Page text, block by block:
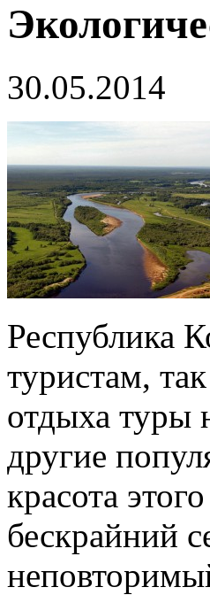
30.05.2014
Республика
туристам,
отдыха туры
другие
красота
бескрайний